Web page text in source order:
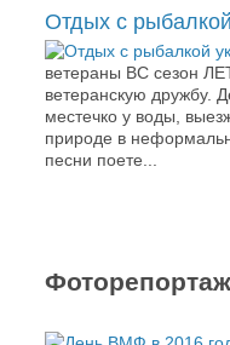
Отдых с
ветераны ВС сезон
ветеранскую дружбу.
местечко у воды,
природе в
песни поете...